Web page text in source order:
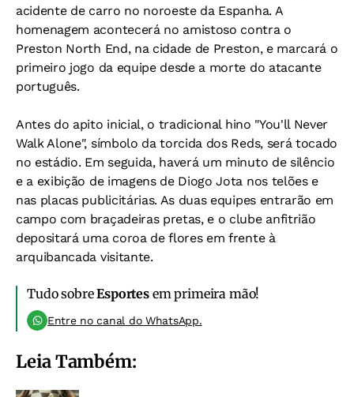
acidente de carro no noroeste da Espanha. A
homenagem acontecerá no amistoso contra o
Preston North End, na cidade de Preston, e marcará o
primeiro jogo da equipe desde a morte do atacante
português.
Antes do apito inicial, o tradicional hino "You'll Never
Walk Alone", símbolo da torcida dos Reds, será tocado
no estádio. Em seguida, haverá um minuto de silêncio
e a exibição de imagens de Diogo Jota nos telões e
nas placas publicitárias. As duas equipes entrarão em
campo com braçadeiras pretas, e o clube anfitrião
depositará uma coroa de flores em frente à
arquibancada visitante.
Tudo sobreEsportesem primeira mão!
Entre no canal do WhatsApp.
Leia Também: